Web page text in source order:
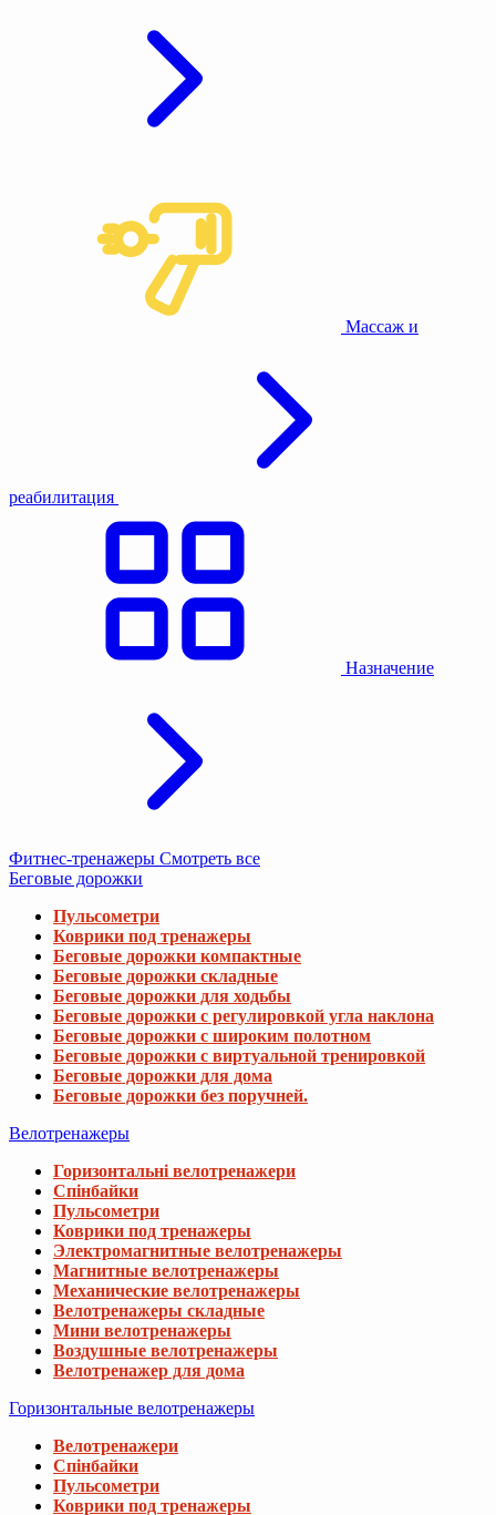
Массаж и
реабилитация
Назначение
Фитнес-тренажеры Смотреть все
Беговые дорожки
Пульсометри
Коврики под тренажеры
Беговые дорожки компактные
Беговые дорожки складные
Беговые дорожки для ходьбы
Беговые дорожки с регулировкой угла наклона
Беговые дорожки с широким полотном
Беговые дорожки с виртуальной тренировкой
Беговые дорожки для дома
Беговые дорожки без поручней.
Велотренажеры
Горизонтальні велотренажери
Спінбайки
Пульсометри
Коврики под тренажеры
Электромагнитные велотренажеры
Магнитные велотренажеры
Механические велотренажеры
Велотренажеры складные
Мини велотренажеры
Воздушные велотренажеры
Велотренажер для дома
Горизонтальные велотренажеры
Велотренажери
Спінбайки
Пульсометри
Коврики под тренажеры